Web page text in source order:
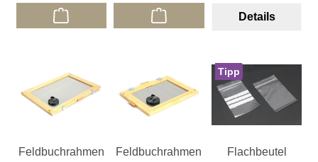
Details
Feldbuchrahmen
Feldbuchrahmen
Tipp
Flachbeutel